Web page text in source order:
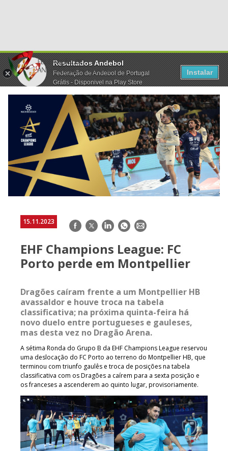
Resultados Andebol
Federação de Andebol de Portugal
Grátis - Disponivel na Play Store
Instalar
15.11.2023 Facebook
TwitterLinkedInWhatsApp
E-
EHF Champions League: FC
Porto perde em Montpellier
Dragões caíram frente a um Montpellier HB
avassaldor e houve troca na tabela
classificativa; na próxima quinta-feira há
novo duelo entre portugueses e gauleses,
mas desta vez no Dragão Arena.
A sétima Ronda do Grupo B da EHF Champions League reservou
uma deslocação do FC Porto ao terreno do Montpellier HB, que
terminou com triunfo gaulês e troca de posições na tabela
classificativa com os Dragões a caírem para a sexta posição e
os franceses a ascenderem ao quinto lugar, provisoriamente.